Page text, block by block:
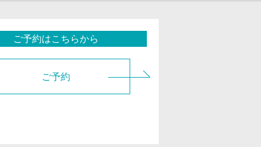
ご予約はこちらから
ご予約